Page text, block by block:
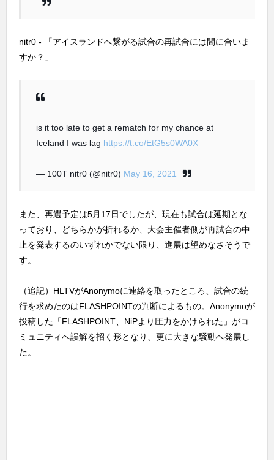
nitr0 - 「アイスランドへ繋がる試合の再試合には間に合いま
すか？」
is it too late to get a rematch for my chance at
Iceland I was lag https://t.co/EtG5s0WA0X
— 100T nitr0 (@nitr0) May 16, 2021
また、再選予定は5月17日でしたが、現在も試合は延期とな
っており、どちらかが折れるか、大会主催者側が再試合の中
止を発表するのいずれかでない限り、進展は望めなさそうで
す。
（追記）HLTVがAnonymoに連絡を取ったところ、試合の続
行を求めたのはFLASHPOINTの判断によるもの。Anonymoが
投稿した「FLASHPOINT、NiPより圧力をかけられた」がコ
ミュニティへ誤解を招く形となり、更に大きな騒動へ発展し
た。